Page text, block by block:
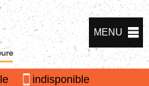
MENU
indisponible